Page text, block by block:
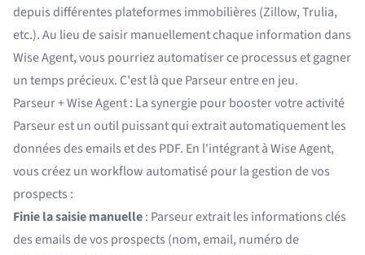
depuis différentes plateformes immobilières (Zillow, Trulia,
etc.). Au lieu de saisir manuellement chaque information dans
Wise Agent, vous pourriez automatiser ce processus et gagner
un temps précieux. C'est là que Parseur entre en jeu.
Parseur + Wise Agent : La synergie pour booster votre activité
Parseur est un outil puissant qui extrait automatiquement les
données des emails et des PDF. En l'intégrant à Wise Agent,
vous créez un workflow automatisé pour la gestion de vos
prospects :
Finie la saisie manuelle: Parseur extrait les informations clés
des emails de vos prospects (nom, email, numéro de